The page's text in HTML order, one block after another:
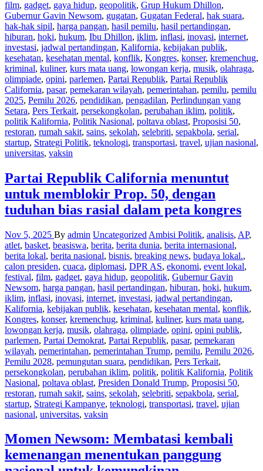
film, gadget, gaya hidup, geopolitik, Grup Hukum Dhillon,
Gubernur Gavin Newsom, gugatan, Gugatan Federal, hak suara,
hak-hak sipil, harga pangan, hasil pemilu, hasil pertandingan,
hiburan, hoki, hukum, Ibu Dhillon, iklim, inflasi, inovasi, internet,
investasi, jadwal pertandingan, Kalifornia, kebijakan publik,
kesehatan, kesehatan mental, konflik, Kongres, konser, kremenchug,
kriminal, kuliner, kurs mata uang, lowongan kerja, musik, olahraga,
olimpiade, opini, parlemen, Partai Republik, Partai Republik
California, pasar, pemekaran wilayah, pemerintahan, pemilu, pemilu
2025, Pemilu 2026, pendidikan, pengadilan, Perlindungan yang
Setara, Pers Terkait, persekongkolan, perubahan iklim, politik,
politik Kalifornia, Politik Nasional, poltava oblast, Proposisi 50,
restoran, rumah sakit, sains, sekolah, selebriti, sepakbola, serial,
startup, Strategi Politik, teknologi, transportasi, travel, ujian nasional,
universitas, vaksin
Partai Republik California menuntut
untuk memblokir Prop. 50, dengan
tuduhan bias rasial dalam peta kongres
Nov 5, 2025 By admin Uncategorized Ambisi Politik, analisis, AP,
atlet, basket, beasiswa, berita, berita dunia, berita internasional,
berita lokal, berita nasional, bisnis, breaking news, budaya lokal.,
calon presiden, cuaca, diplomasi, DPR AS, ekonomi, event lokal,
festival, film, gadget, gaya hidup, geopolitik, Gubernur Gavin
Newsom, harga pangan, hasil pertandingan, hiburan, hoki, hukum,
iklim, inflasi, inovasi, internet, investasi, jadwal pertandingan,
Kalifornia, kebijakan publik, kesehatan, kesehatan mental, konflik,
Kongres, konser, kremenchug, kriminal, kuliner, kurs mata uang,
lowongan kerja, musik, olahraga, olimpiade, opini, opini publik,
parlemen, Partai Demokrat, Partai Republik, pasar, pemekaran
wilayah, pemerintahan, pemerintahan Trump, pemilu, Pemilu 2026,
Pemilu 2028, pemungutan suara, pendidikan, Pers Terkait,
persekongkolan, perubahan iklim, politik, politik Kalifornia, Politik
Nasional, poltava oblast, Presiden Donald Trump, Proposisi 50,
restoran, rumah sakit, sains, sekolah, selebriti, sepakbola, serial,
startup, Strategi Kampanye, teknologi, transportasi, travel, ujian
nasional, universitas, vaksin
Momen Newsom: Membatasi kembali
kemenangan menentukan panggung